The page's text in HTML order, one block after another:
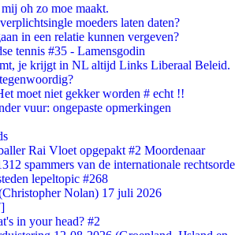
oh zo moe maakt.
moeders laten daten?
in een relatie kunnen vergeven?
tennis #35 - Lamensgodin
je krijgt in NL altijd Links Liberaal Beleid.
moet niet gekker worden # echt !!
vuur: ongepaste opmerkingen
Rai Vloet opgepakt #2 Moordenaar
spammers van de internationale rechtsorde
lepeltopic #268
Nolan) 17 juli 2026
in your head? #2